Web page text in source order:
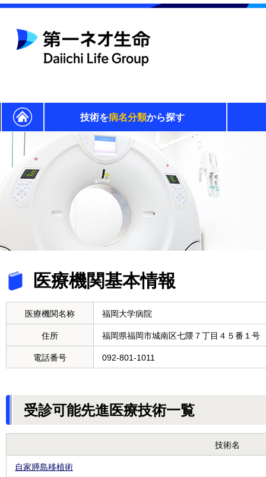
技術を病名分類から探す
医療機関基本情報
医療機関名称 福岡大学病院
住所 福岡県福岡市城南区七隈７丁目４５番１号
電話番号 092-801-1011
受診可能先進医療技術一覧
技術名
自家膵島移植術